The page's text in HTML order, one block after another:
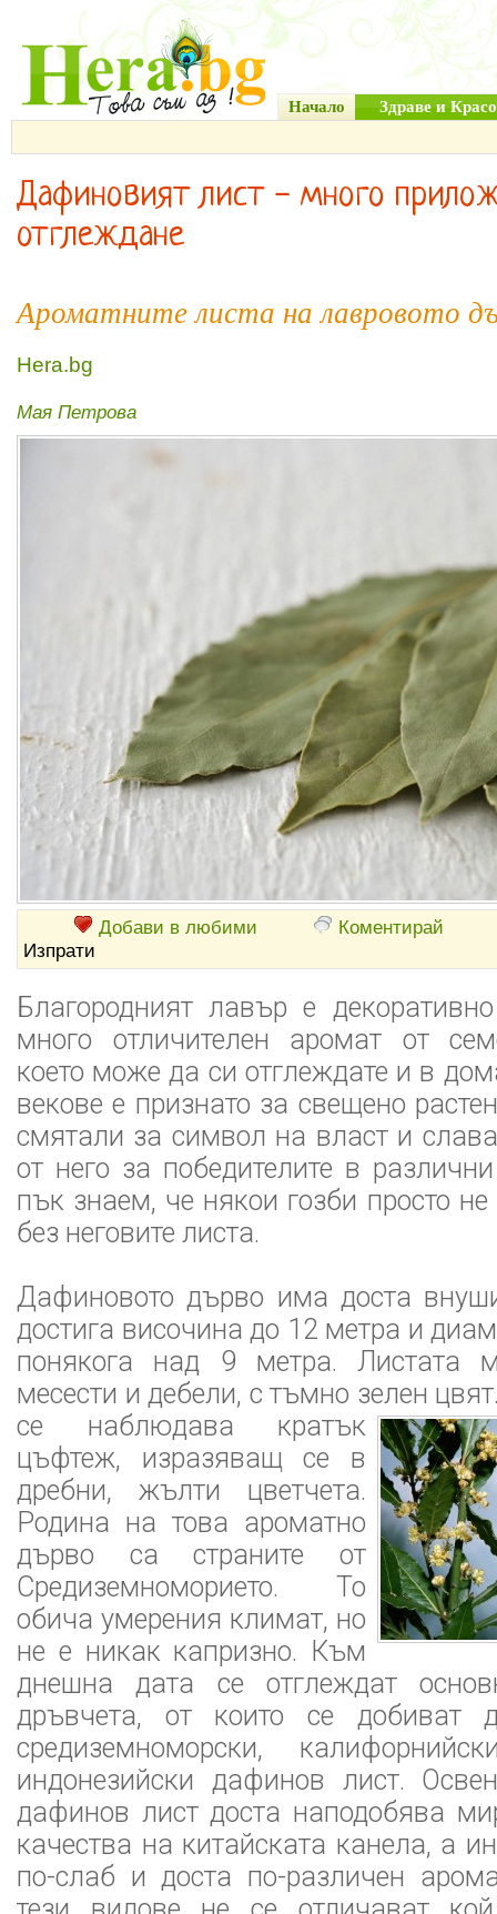
Начало Здраве и
Дафиновият лист - много
отглеждане
Ароматните листа на лавровото
Hera.bg
Мая Петрова
Добави в любими
Коментирай
Изпрати
Благородният лавър е
много отличителен аромат от
което може да си отглеждате и в
векове е признато за свещено
смятали за символ на власт и
от него за победителите в
пък знаем, че някои гозби просто не
без неговите листа.
Дафиновото дърво има доста
достига височина до 12 метра и
понякога над 9 метра. Листата
месести и дебели, с тъмно зелен
се наблюдава кратък
цъфтеж, изразяващ се в
дребни, жълти цветчета.
Родина на това ароматно
дърво са страните от
Средиземноморието. То
обича умерения климат, но
не е никак капризно. Към
днешна дата се отглеждат
дръвчета, от които се добиват
средиземноморски,
индонезийски дафинов лист.
дафинов лист доста наподобява
качества на китайската канела, а
по-слаб и доста по-различен